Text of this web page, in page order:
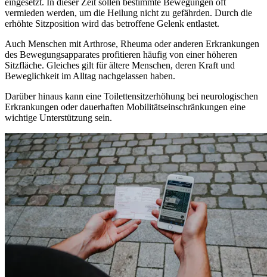
vermieden werden, um die Heilung nicht zu gefährden. Durch die
erhöhte Sitzposition wird das betroffene Gelenk entlastet.
Auch Menschen mit Arthrose, Rheuma oder anderen Erkrankungen
des Bewegungsapparates profitieren häufig von einer höheren
Sitzfläche. Gleiches gilt für ältere Menschen, deren Kraft und
Beweglichkeit im Alltag nachgelassen haben.
Darüber hinaus kann eine Toilettensitzerhöhung bei neurologischen
Erkrankungen oder dauerhaften Mobilitätseinschränkungen eine
wichtige Unterstützung sein.